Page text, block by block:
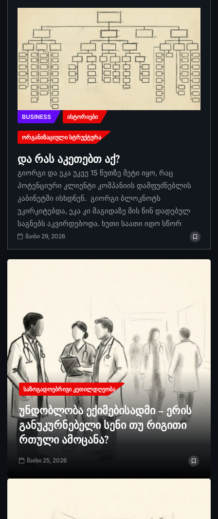
BUSINESS ᲘᲡᲢᲝᲠᲘᲔᲑᲘ
ᲝᲠᲒᲐᲜᲘᲖᲐᲪᲘᲣᲚᲘ ᲡᲢᲠᲣᲥᲢᲣᲠᲐ
და რას აკეთებთ აქ?
გიორგი და ეკა უკვე 15 წუთზე მეტი იყო, რაც
პოტენციური კლიენტი კომპანიის დამფუძნებლის
კაბინეტში ისხდნენ. გიორგი ბლოკნოტს
უკირკიტებდა, ეკა კი მაგიდაზე მის წინ დადებულ
საგნებს აკვირდებოდა. ხუთი საათი იდო სწორ
მაისი 29, 2026
ᲡᲐᲖᲝᲒᲐᲓᲝᲔᲑᲠᲘᲕᲘ ᲙᲔᲗᲘᲚᲓᲦᲔᲝᲑᲐ
უნდობლობა ექიმებისადმი – ერის
განუკურნებელი სენი თუ რიგითი
რთული ამოცანა?
მაისი 25, 2026